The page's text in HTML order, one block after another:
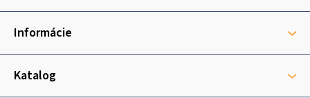
ä
i
Informácie
Katalog